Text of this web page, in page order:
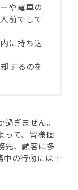
や電車の
前でして
に持ち込
するのを
ぎません。
って、皆様個
先、顧客に多
中の行動には十